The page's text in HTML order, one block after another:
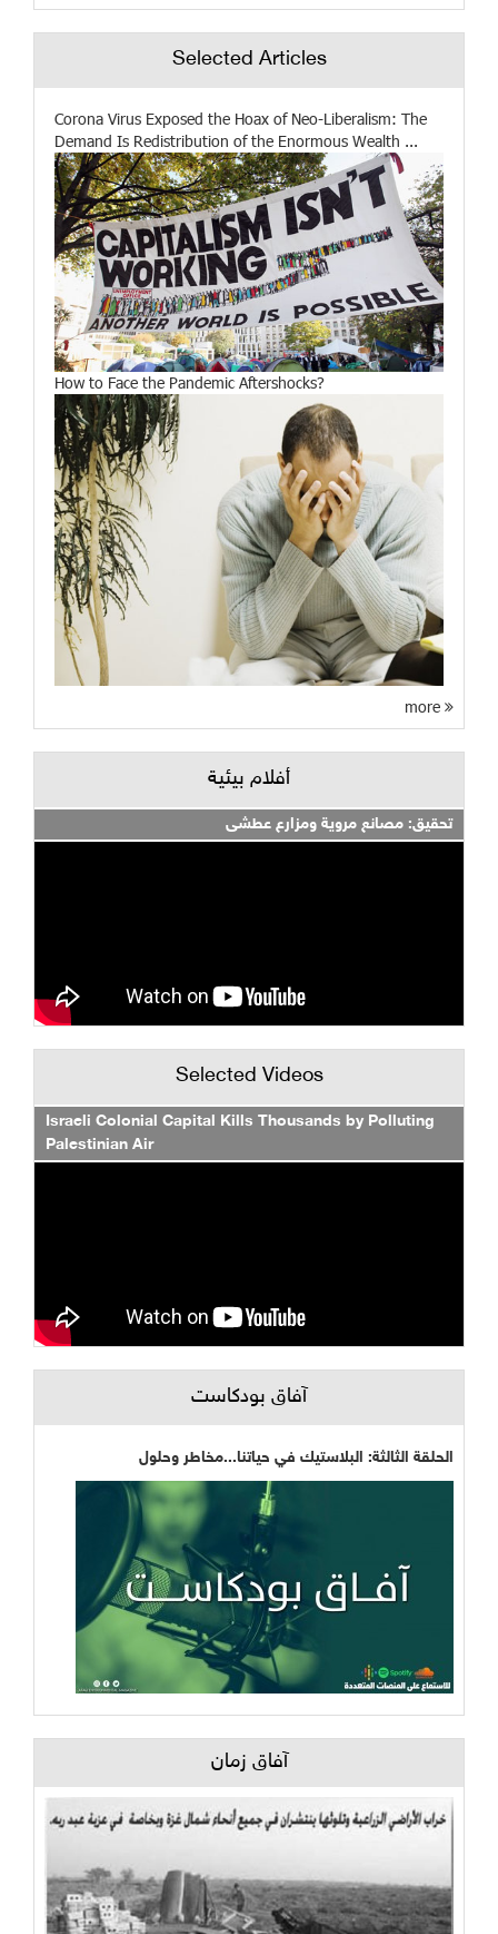
Selected Articles
Corona Virus Exposed the Hoax of Neo-Liberalism: The
Demand Is Redistribution of the Enormous Wealth ...
How to Face the Pandemic Aftershocks?
أفلام بيئية
تحقيق: مصانع مروية ومزارع عطشى
Selected Videos
Israeli Colonial Capital Kills Thousands by Polluting
Palestinian Air
آفاق بودكاست
الحلقة الثالثة: البلاستيك في حياتنا...مخاطر وحلول
آفاق زمان